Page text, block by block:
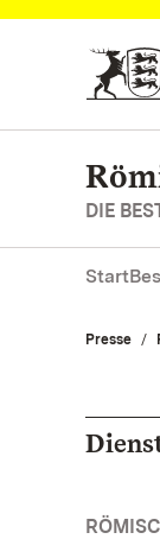
Zum
DIE
Start
Presse